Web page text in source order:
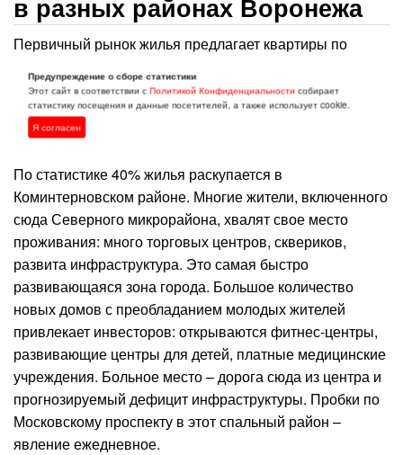
Первичный рынок жилья предлагает квартиры по
м². Дорожают новостройки: с начала года по октябрь
цена выросла на 0,4% — или на 1423 руб./кв.² Это
больше, чем в прошлом году за аналогичный период.
По статистике 40% жилья раскупается в
Коминтерновском районе. Многие жители, включенного
сюда Северного микрорайона, хвалят свое место
проживания: много торговых центров, сквериков,
развита инфраструктура. Это самая быстро
развивающаяся зона города. Большое количество
новых домов с преобладанием молодых жителей
привлекает инвесторов: открываются фитнес-центры,
развивающие центры для детей, платные медицинские
учреждения. Больное место – дорога сюда из центра и
прогнозируемый дефицит инфраструктуры. Пробки по
Московскому проспекту в этот спальный район –
явление ежедневное.
Предупреждение о сборе статистики
Этот сайт в соответствии сПолитикой Конфиденциальности собирает
статистику посещения и данные посетителей, а также использует cookie.
Я согласен